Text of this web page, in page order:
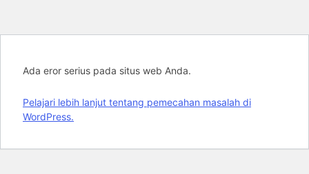
Ada eror serius pada situs web Anda.
Pelajari lebih lanjut tentang pemecahan masalah di
WordPress.